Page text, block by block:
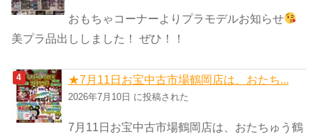
おもちゃコーナーよりプラモデルお知らせ
美プラ品出ししました！ ぜひ！！
★7月11日お宝中古市場鶴岡店は、おたち...
2026年7月10日 に投稿された
7月11日お宝中古市場鶴岡店は、おたちゅう鶴